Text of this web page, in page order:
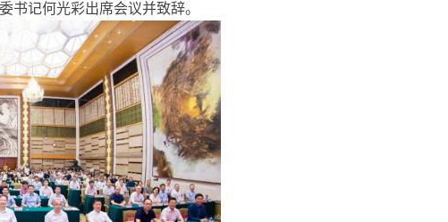
书记何光彩出席会议并致辞。